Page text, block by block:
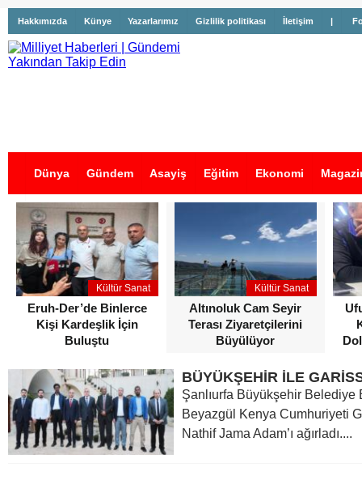
Hakkımızda Künye Yazarlarımız Gizlilik politikası İletişim |
Dünya Gündem Asayiş Eğitim Ekonomi
İş İlanları
Kültür Sanat
Eruh-Der’de Binlerce
Kişi Kardeşlik İçin
Buluştu
Kültür Sanat
Altınoluk Cam Seyir
Terası Ziyaretçilerini
Büyülüyor
Şanlıurfa Büyükşehir Belediye
Beyazgül Kenya Cumhuriyeti
Nathif Jama Adam’ı ağırladı....